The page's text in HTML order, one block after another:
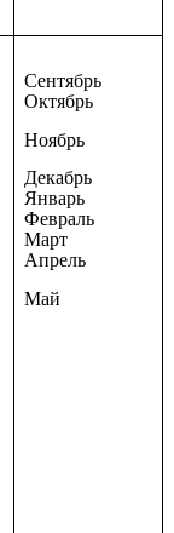
Сентябрь
Октябрь
Ноябрь
Декабрь
Январь
Февраль
Март
Апрель
Май